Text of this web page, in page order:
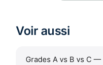
Voir aussi
Grades A vs B vs C —